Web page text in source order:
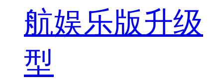
航娱乐版升级
型